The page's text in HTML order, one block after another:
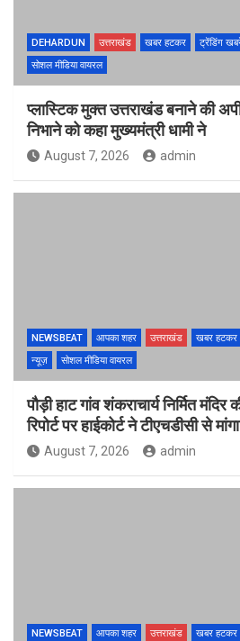
DEHARDUN उत्तराखंड खबर हटकर ट्रेंडिंग
सोशल मीडिया वायरल
प्लास्टिक मुक्त उत्तराखंड बनाने की
निभाने को कहा मुख्यमंत्री धामी ने
August 7, 2026 admin
NEWSBEAT आपका शहर उत्तराखंड खबर हटकर
न्यूज़
सोशल मीडिया वायरल
पौड़ी हाट गांव शंकराचार्य निर्मित मंदिर
रिपोर्ट पर हाईकोर्ट ने टीएचडीसी से
August 7, 2026 admin
NEWSBEAT आपका शहर उत्तराखंड खबर हटकर